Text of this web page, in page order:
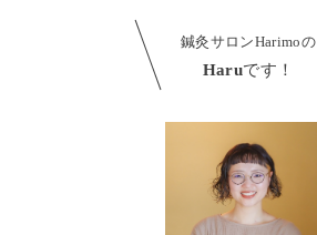
鍼灸サロンHarimoの
Haruです！